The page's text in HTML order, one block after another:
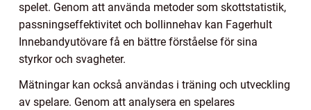
spelet. Genom att använda metoder som skottstatistik,
passningseffektivitet och bollinnehav kan Fagerhult
Innebandyutövare få en bättre förståelse för sina
styrkor och svagheter.
Mätningar kan också användas i träning och utveckling
av spelare. Genom att analysera en spelares